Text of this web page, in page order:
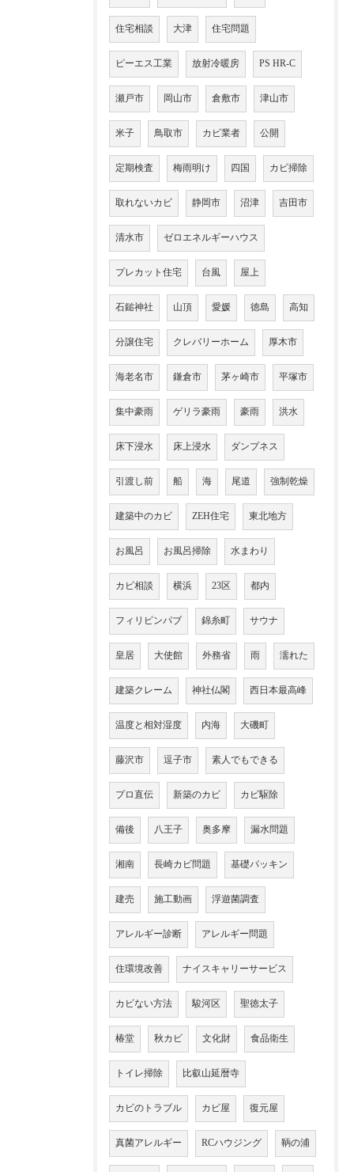
住宅相談 大津 住宅問題
ピーエス工業 放射冷暖房 PS HR-C
瀬戸市 岡山市 倉敷市 津山市
米子 鳥取市 カビ業者 公開
定期検査 梅雨明け 四国 カビ掃除
取れないカビ 静岡市 沼津 吉田市
清水市 ゼロエネルギーハウス
プレカット住宅 台風 屋上
石鎚神社 山頂 愛媛 徳島 高知
分譲住宅 クレバリーホーム 厚木市
海老名市 鎌倉市 茅ヶ崎市 平塚市
集中豪雨 ゲリラ豪雨 豪雨 洪水
床下浸水 床上浸水 ダンプネス
引渡し前 船 海 尾道 強制乾燥
建築中のカビ ZEH住宅 東北地方
お風呂 お風呂掃除 水まわり
カビ相談 横浜 23区 都内
フィリピンパブ 錦糸町 サウナ
皇居 大使館 外務省 雨 濡れた
建築クレーム 神社仏閣 西日本最高峰
温度と相対湿度 内海 大磯町
藤沢市 逗子市 素人でもできる
プロ直伝 新築のカビ カビ駆除
備後 八王子 奥多摩 漏水問題
湘南 長崎カビ問題 基礎パッキン
建売 施工動画 浮遊菌調査
アレルギー診断 アレルギー問題
住環境改善 ナイスキャリーサービス
カビない方法 駿河区 聖徳太子
椿堂 秋カビ 文化財 食品衛生
トイレ掃除 比叡山延暦寺
カビのトラブル カビ屋 復元屋
真菌アレルギー RCハウジング 鞆の浦